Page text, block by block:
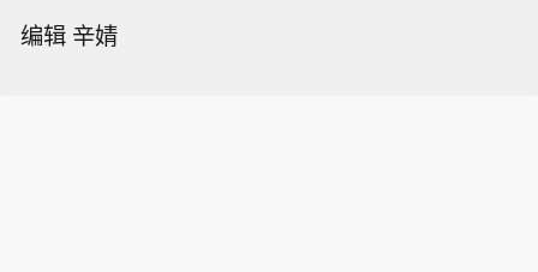
编辑 辛婧